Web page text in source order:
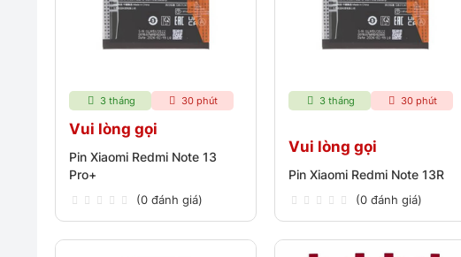
3 tháng 30 phút
Vui lòng gọi
Pin Xiaomi Redmi Note 13
Pro+
(0 đánh giá)
3 tháng 30 phút
Vui lòng gọi
Pin Xiaomi Redmi Note 13R
(0 đánh giá)